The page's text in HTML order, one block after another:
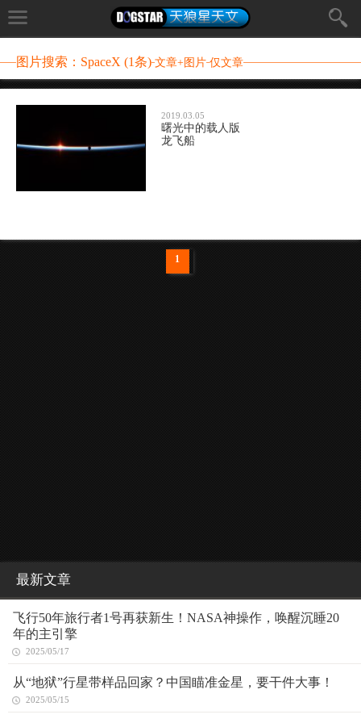
图片搜索：SpaceX (1条) 文章+图片 仅文章
2019.03.05
曙光中的载人版
龙飞船
1
最新文章
飞行50年旅行者1号再获新生！NASA神操作，唤醒沉睡20
年的主引擎
2025/05/17
从“地狱”行星带样品回家？中国瞄准金星，要干件大事！
2025/05/15